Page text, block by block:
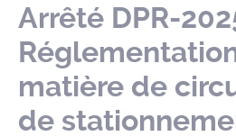
Arrêté DPR-
matière de
de